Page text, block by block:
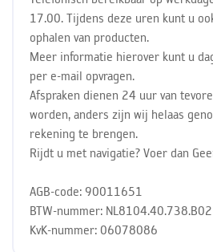
17.00. Tijdens deze uren kunt u
ophalen van producten.
Meer informatie hierover kunt u
per e-mail opvragen.
Afspraken dienen 24 uur van
worden, anders zijn wij helaas
rekening te brengen.
Rijdt u met navigatie? Voer dan
AGB-code: 90011651
BTW-nummer: NL8104.40.738.B02
KvK-nummer: 06078086